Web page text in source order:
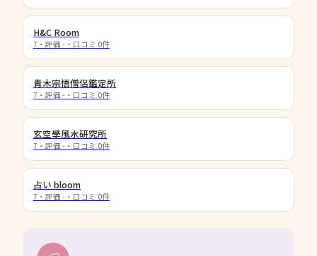
H&C Room
7 ・評価 - ・口コミ 0件
青木宗悟僧侶鑑定所
7 ・評価 - ・口コミ 0件
玄空學風水研究所
7 ・評価 - ・口コミ 0件
占い bloom
7 ・評価 - ・口コミ 0件